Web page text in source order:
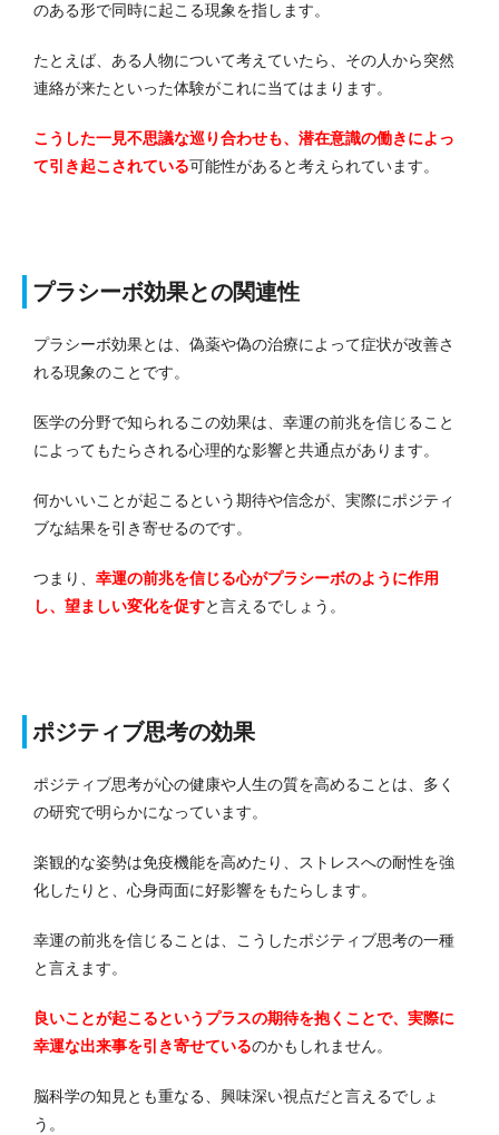
のある形で同時に起こる現象を指します。
たとえば、ある人物について考えていたら、その人から突然
連絡が来たといった体験がこれに当てはまります。
こうした一見不思議な巡り合わせも、潜在意識の働きによっ
て引き起こされている可能性があると考えられています。
プラシーボ効果との関連性
プラシーボ効果とは、偽薬や偽の治療によって症状が改善さ
れる現象のことです。
医学の分野で知られるこの効果は、幸運の前兆を信じること
によってもたらされる心理的な影響と共通点があります。
何かいいことが起こるという期待や信念が、実際にポジティ
ブな結果を引き寄せるのです。
つまり、 幸運の前兆を信じる心がプラシーボのように作用
し、望ましい変化を促すと言えるでしょう。
ポジティブ思考の効果
ポジティブ思考が心の健康や人生の質を高めることは、多く
の研究で明らかになっています。
楽観的な姿勢は免疫機能を高めたり、ストレスへの耐性を強
化したりと、心身両面に好影響をもたらします。
幸運の前兆を信じることは、こうしたポジティブ思考の一種
と言えます。
良いことが起こるというプラスの期待を抱くことで、実際に
幸運な出来事を引き寄せているのかもしれません。
脳科学の知見とも重なる、興味深い視点だと言えるでしょ
う。